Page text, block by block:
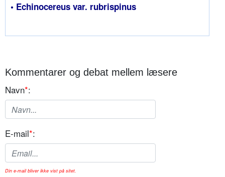
• Echinocereus var. rubrispinus
Kommentarer og debat mellem læsere
Navn*:
E-mail*:
Din e-mail bliver ikke vist på sitet.